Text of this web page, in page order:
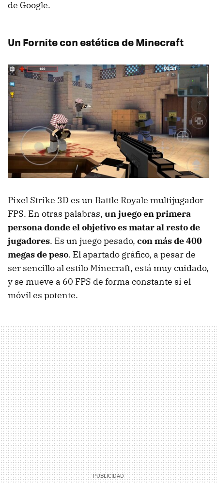
de Google.
Un Fornite con estética de Minecraft
Pixel Strike 3D es un Battle Royale multijugador
FPS. En otras palabras, un juego en primera
persona donde el objetivo es matar al resto de
jugadores. Es un juego pesado, con más de 400
megas de peso. El apartado gráfico, a pesar de
ser sencillo al estilo Minecraft, está muy cuidado,
y se mueve a 60 FPS de forma constante si el
móvil es potente.